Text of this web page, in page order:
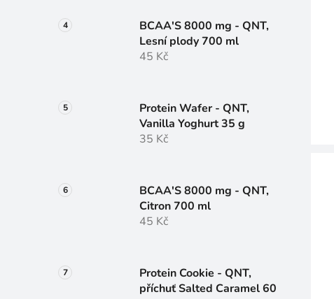
BCAA'S 8000 mg - QNT,
Lesní plody 700 ml
45 Kč
Protein Wafer - QNT,
Vanilla Yoghurt 35 g
35 Kč
BCAA'S 8000 mg - QNT,
Citron 700 ml
45 Kč
Protein Cookie - QNT,
příchuť Salted Caramel 60